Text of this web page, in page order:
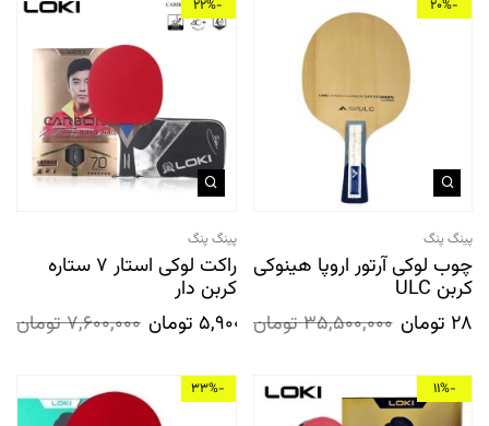
-20%
پینگ پنگ
چوب لوکی آرتور اروپا هینوکی
کربن ULC
35,500,000تومان تومان
-22%
پینگ پنگ
راکت لوکی استار 7 ستاره
کربن دار
7,600,000تومان 5,900,000 تومان
-11%
-33%